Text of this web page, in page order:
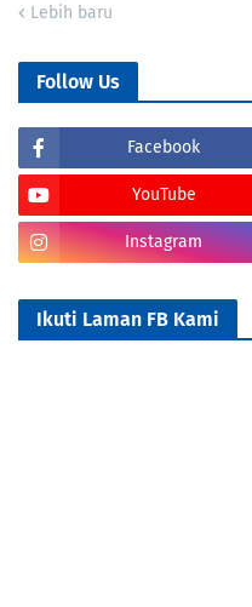
Lebih baru
Follow Us
Facebook
YouTube
Instagram
Ikuti Laman FB Kami